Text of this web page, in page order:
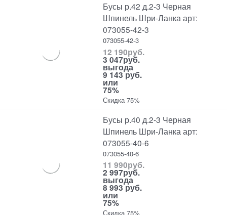
Бусы р.42 д.2-3 Черная
Шпинель Шри-Ланка арт:
073055-42-3
073055-42-3
12 190руб.
3 047руб.
выгода
9 143 руб.
или
75%
Скидка 75%
Бусы р.40 д.2-3 Черная
Шпинель Шри-Ланка арт:
073055-40-6
073055-40-6
11 990руб.
2 997руб.
выгода
8 993 руб.
или
75%
Скидка 75%